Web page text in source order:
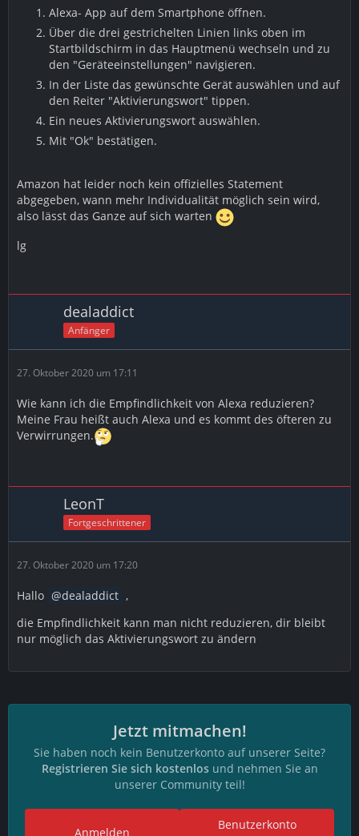
Alexa- App auf dem Smartphone öffnen.
Über die drei gestrichelten Linien links oben im
Startbildschirm in das Hauptmenü wechseln und zu
den "Geräteeinstellungen" navigieren.
In der Liste das gewünschte Gerät auswählen und auf
den Reiter "Aktivierungswort" tippen.
Ein neues Aktivierungswort auswählen.
Mit "Ok" bestätigen.
Amazon hat leider noch kein offizielles Statement
abgegeben, wann mehr Individualität möglich sein wird,
also lässt das Ganze auf sich warten
lg
dealaddict
Anfänger
27. Oktober 2020 um 17:11
Wie kann ich die Empfindlichkeit von Alexa reduzieren?
Meine Frau heißt auch Alexa und es kommt des öfteren zu
Verwirrungen.
LeonT
Fortgeschrittener
27. Oktober 2020 um 17:20
Hallo dealaddict ,
die Empfindlichkeit kann man nicht reduzieren, dir bleibt
nur möglich das Aktivierungswort zu ändern
Jetzt mitmachen!
Sie haben noch kein Benutzerkonto auf unserer Seite?
Registrieren Sie sich kostenlosund nehmen Sie an
unserer Community teil!
Benutzerkonto
Anmelden